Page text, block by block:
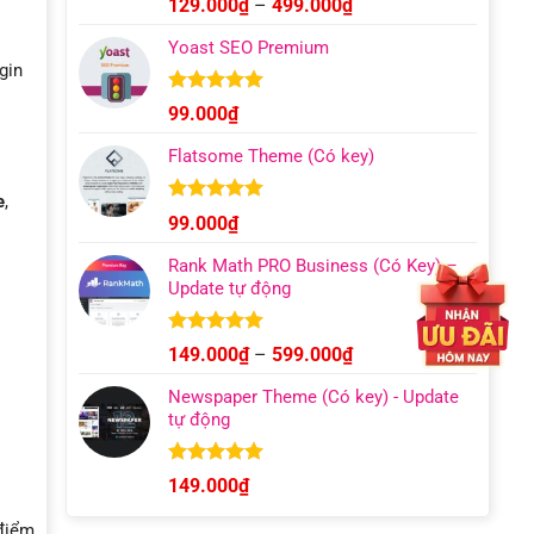
,
hạng 4.93
5 sao
129.000₫ – 499.000₫
Yoast SEO Premium
Được xếp
hạng 4.96
5 sao
99.000₫
Flatsome Theme (Có key)
Được xếp
hạng4.95
5 sao
99.000₫
Rank Math PRO Business (Có Key) –
Update tự động
Được xếp
hạng 5.00
5 sao
149.000₫ – 599.000₫Khoảng
từ
Newspaper Theme (Có key) - Update
tự động
Được xếp
hạng 4.92
149.000₫